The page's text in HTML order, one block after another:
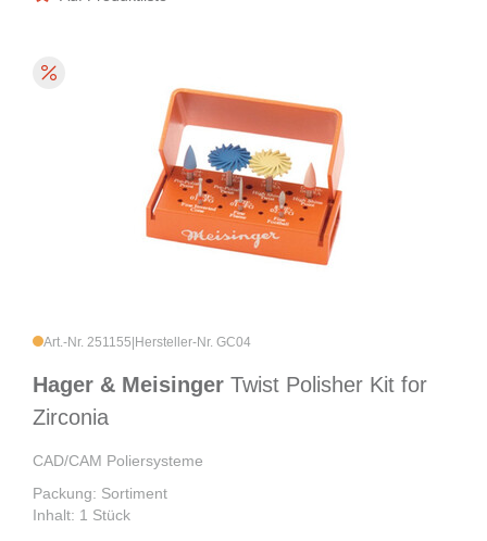
Art.-Nr. 251155 Hersteller-Nr. GC04
Hager & Meisinger Twist Polisher Kit for
Zirconia
CAD/CAM Poliersysteme
Packung: Sortiment
Inhalt: 1 Stück